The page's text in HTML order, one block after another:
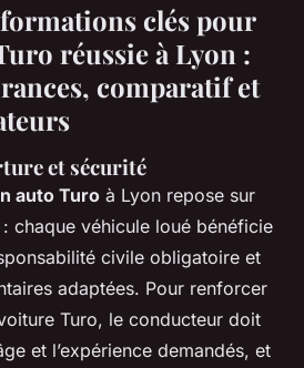
clés pour
réussie à Lyon :
comparatif et
et sécurité
auto Turo à Lyon repose sur
chaque véhicule loué bénéficie
civile obligatoire et
adaptées. Pour renforcer
Turo, le conducteur doit
et l’expérience demandés, et